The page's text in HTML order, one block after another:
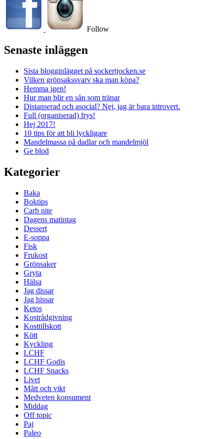
Follow
Senaste inläggen
Sista blogginlägget på sockertjocken.se
Vilken grönsakssvarv ska man köpa?
Hemma igen!
Hur man blir en sån som tränar
Distanserad och asocial? Nej, jag är bara introvert.
Full (organiserad) frys!
Hej 2017!
10 tips för att bli lyckligare
Mandelmassa på dadlar och mandelmjöl
Ge blod
Kategorier
Baka
Boktips
Carb nite
Dagens matintag
Dessert
E-soppa
Fisk
Frukost
Grönsaker
Gryta
Hälsa
Jag dissar
Jag hissar
Ketos
Kostrådgivning
Kosttillskott
Kött
Kyckling
LCHF
LCHF Godis
LCHF Snacks
Livet
Mått och vikt
Medveten konsument
Middag
Off topic
Paj
Paleo